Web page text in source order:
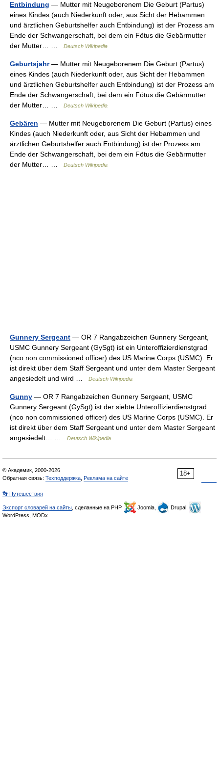
Entbindung — Mutter mit Neugeborenem Die Geburt (Partus)
eines Kindes (auch Niederkunft oder, aus Sicht der Hebammen
und ärztlichen Geburtshelfer auch Entbindung) ist der Prozess am
Ende der Schwangerschaft, bei dem ein Fötus die Gebärmutter
der Mutter… …
Deutsch Wikipedia
Geburtsjahr— Mutter mit Neugeborenem Die Geburt (Partus)
eines Kindes (auch Niederkunft oder, aus Sicht der Hebammen
und ärztlichen Geburtshelfer auch Entbindung) ist der Prozess am
Ende der Schwangerschaft, bei dem ein Fötus die Gebärmutter
der Mutter… …
Deutsch Wikipedia
Gebären — Mutter mit Neugeborenem Die Geburt (Partus) eines
Kindes (auch Niederkunft oder, aus Sicht der Hebammen und
ärztlichen Geburtshelfer auch Entbindung) ist der Prozess am
Ende der Schwangerschaft, bei dem ein Fötus die Gebärmutter
der Mutter… …
Deutsch Wikipedia
Gunnery Sergeant — OR 7 Rangabzeichen Gunnery Sergeant,
USMC Gunnery Sergeant (GySgt) ist ein Unteroffizierdienstgrad
(nco non commissioned officer) des US Marine Corps (USMC). Er
ist direkt über dem Staff Sergeant und unter dem Master Sergeant
angesiedelt und wird …
Deutsch Wikipedia
Gunny — OR 7 Rangabzeichen Gunnery Sergeant, USMC
Gunnery Sergeant (GySgt) ist der siebte Unteroffizierdienstgrad
(nco non commissioned officer) des US Marine Corps (USMC). Er
ist direkt über dem Staff Sergeant und unter dem Master Sergeant
angesiedelt… …
Deutsch Wikipedia
18+
© Академик, 2000-2026
Обратная связь: Техподдержка Реклама на сайте
👣 Путешествия
Экспорт словарей на сайты , сделанные на PHP, Joomla,
Drupal,
WordPress, MODx.